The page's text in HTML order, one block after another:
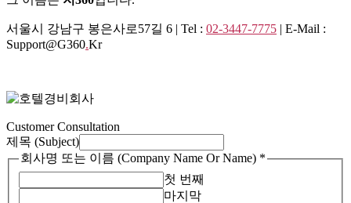
서울시 강남구 봉은사로57길 6 | Tel : 02-3447-7775 | E-Mail :
Support@g360.Kr
Customer Consultation
제목 (Subject)
회회사명 또는 이름 (Company Name Or Name) *
첫 번째
마지막